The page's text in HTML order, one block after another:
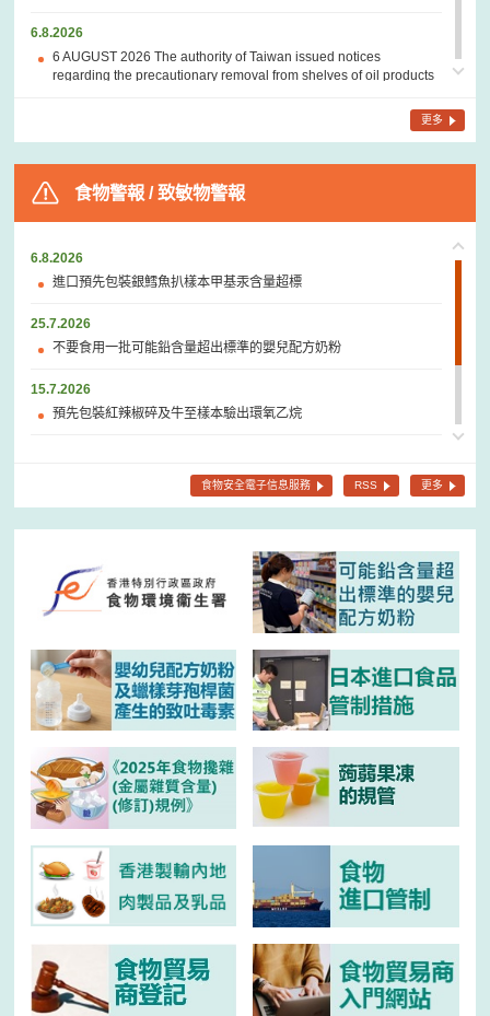
6.8.2026
6 AUGUST 2026 The authority of Taiwan issued notices
regarding the precautionary removal from shelves of oil products
份有限公司, 金品芳食品 and 協昌油行related to the incident of
5.8.2026
free shell eggs in the United States by Midwest Poultry Services,
L.P. due to possible
Salmonella Enteritidiscontamination.(只備有
英文版)
5.8.2026
5 AUGUST 2026 The authority of Taiwan issued notices
興製油工廠, 臺南福利站, 德昌商號 and農七十生物科技有限公司
due to the detection of benzo[a]pyrene above the regulatory
5 AUGUST 2026 The Czech Republic authorities –Notices
Republic due to possible contamination ofClostridium botulinum.
更多
食物警報 / 致敏物警報
6.8.2026
進口預先包裝銀鱈魚扒樣本甲基汞含量超標
25.7.2026
不要食用一批可能鉛含量超出標準的嬰兒配方奶粉
15.7.2026
預先包裝紅辣椒碎及牛至樣本驗出環氧乙烷
不要食用一款含組胺的預先包裝冷藏沙甸魚
食物安全電子信息服務 RSS 更多